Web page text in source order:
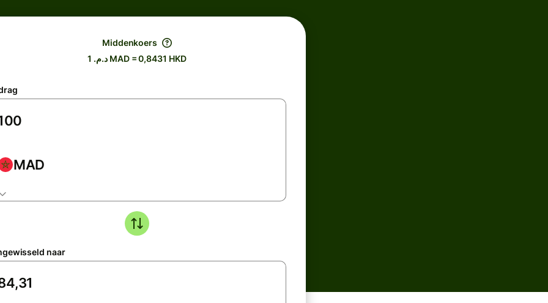
Middenkoers
د.م. 1 MAD = 0,8431 HKD
MAD
naar